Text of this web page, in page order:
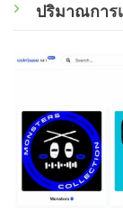
ปริมาณการ